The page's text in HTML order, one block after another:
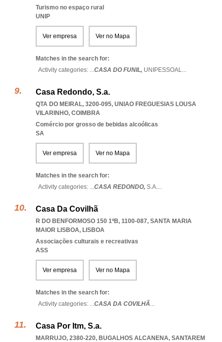
Turismo no espaço rural
UNIP
Ver empresa Ver no Mapa
Matches in the search for:
Activity categories: ...CASA DO FUNIL, UNIPESSOAL...
Casa Redondo, S.a.
QTA DO MEIRAL, 3200-095, UNIAO FREGUESIAS LOUSA
VILARINHO, COIMBRA
Comércio por grosso de bebidas alcoólicas
SA
Ver empresa Ver no Mapa
Matches in the search for:
Activity categories: ...CASA REDONDO, S.A....
Casa Da Covilhã
R DO BENFORMOSO 150 1ºB, 1100-087, SANTA MARIA
MAIOR LISBOA, LISBOA
Associações culturais e recreativas
ASS
Ver empresa Ver no Mapa
Matches in the search for:
Activity categories: ...CASA DA COVILHÃ...
Casa Por Itm, S.a.
MARRUJO, 2380-220, BUGALHOS ALCANENA, SANTAREM